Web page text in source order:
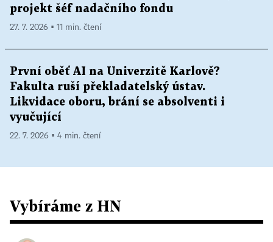
projekt šéf nadačního fondu
27. 7. 2026 ▪ 11 min. čtení
První oběť AI na Univerzitě Karlově?
Fakulta ruší překladatelský ústav.
Likvidace oboru, brání se absolventi i
vyučující
22. 7. 2026 ▪ 4 min. čtení
Vybíráme z HN